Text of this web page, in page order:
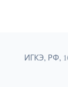
ИГКЭ, РФ,